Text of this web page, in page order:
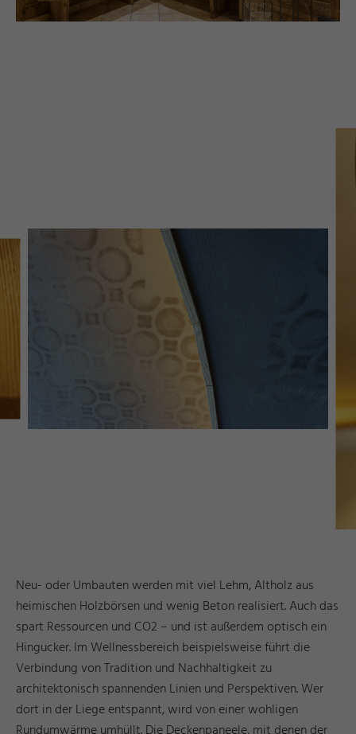
Neu- oder Umbauten werden mit viel Lehm, Altholz aus
heimischen Holzbörsen und wenig Beton realisiert. Auch das
spart Ressourcen und CO2 – und ist außerdem optisch ein
Hingucker. Im Wellnessbereich beispielsweise führt die
Verbindung von Tradition und Nachhaltigkeit zu
architektonisch spannenden Linien und Perspektiven. Wer
dort in der Liege entspannt, wird von einer wohligen